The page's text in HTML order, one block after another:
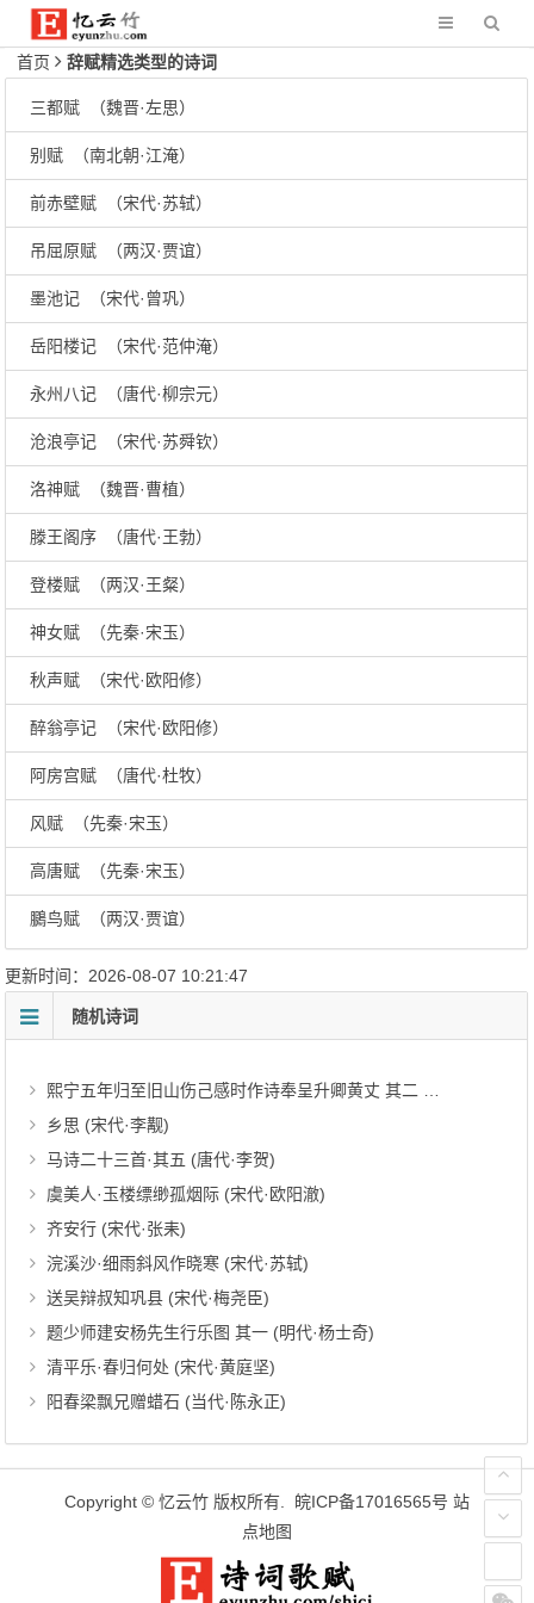
首页 辞赋精选类型的诗词
三都赋 （魏晋·左思）
别赋 （南北朝·江淹）
前赤壁赋 （宋代·苏轼）
吊屈原赋 （两汉·贾谊）
墨池记 （宋代·曾巩）
岳阳楼记 （宋代·范仲淹）
永州八记 （唐代·柳宗元）
沧浪亭记 （宋代·苏舜钦）
洛神赋 （魏晋·曹植）
滕王阁序 （唐代·王勃）
登楼赋 （两汉·王粲）
神女赋 （先秦·宋玉）
秋声赋 （宋代·欧阳修）
醉翁亭记 （宋代·欧阳修）
阿房宫赋 （唐代·杜牧）
风赋 （先秦·宋玉）
高唐赋 （先秦·宋玉）
鵩鸟赋 （两汉·贾谊）
更新时间：2026-08-07 10:21:47
随机诗词
熙宁五年归至旧山伤己感时作诗奉呈升卿黄丈 其二 (宋代·吕南公)
乡思 (宋代·李觏)
马诗二十三首·其五 (唐代·李贺)
虞美人·玉楼缥缈孤烟际 (宋代·欧阳澈)
齐安行 (宋代·张耒)
浣溪沙·细雨斜风作晓寒 (宋代·苏轼)
送吴辩叔知巩县 (宋代·梅尧臣)
题少师建安杨先生行乐图 其一 (明代·杨士奇)
清平乐·春归何处 (宋代·黄庭坚)
阳春梁飘兄赠蜡石 (当代·陈永正)
Copyright © 忆云竹 版权所有. 皖ICP备17016565号 站
点地图